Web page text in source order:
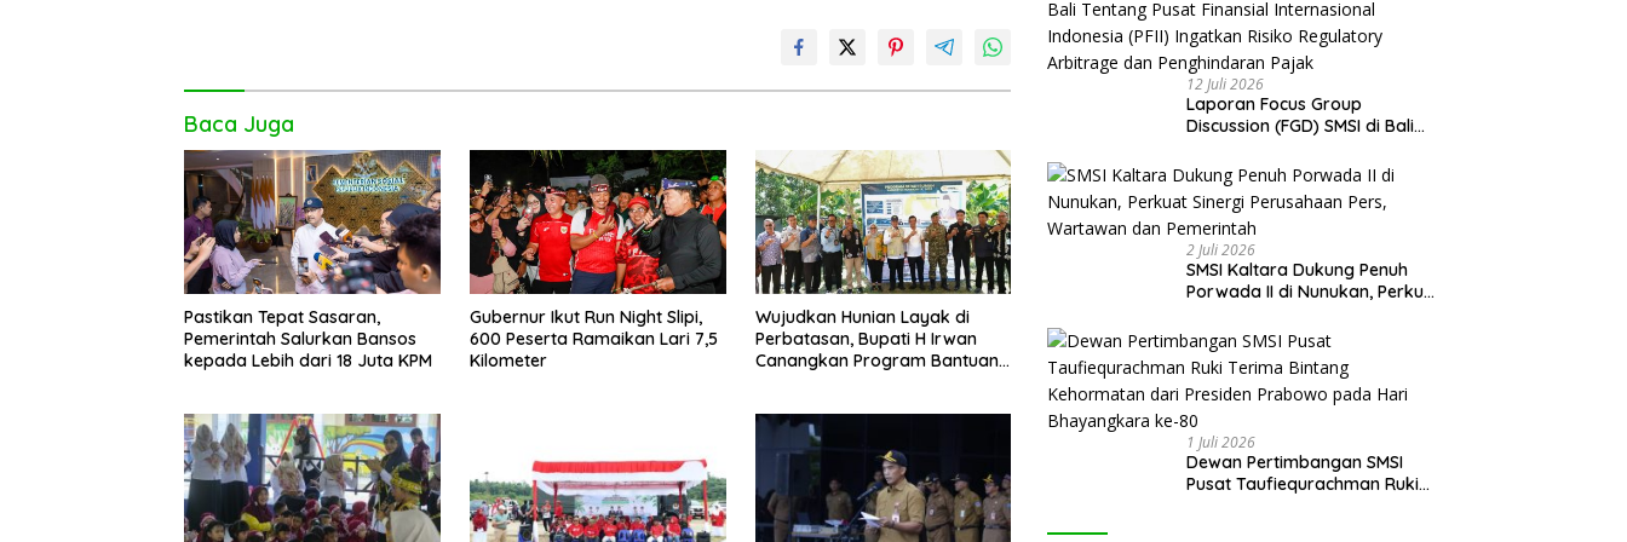
Baca Juga
Pastikan Tepat Sasaran,
Pemerintah Salurkan Bansos
kepada Lebih dari 18 Juta KPM
Gubernur Ikut Run Night Slipi,
600 Peserta Ramaikan Lari 7,5
Kilometer
Wujudkan Hunian Layak di
Perbatasan, Bupati H Irwan
Canangkan Program Bantuan
12 Juli 2026
Laporan Focus Group
Discussion (FGD) SMSI di Bali
Internasional Indonesia (PFII)
Ingatkan Risiko Regulatory
Arbitrage dan Penghindaran
Pajak
2 Juli 2026
SMSI Kaltara Dukung Penuh
Porwada II di Nunukan, Perkuat
Wartawan dan Pemerintah
1 Juli 2026
Dewan Pertimbangan SMSI
Pusat Taufiequrachman Ruki